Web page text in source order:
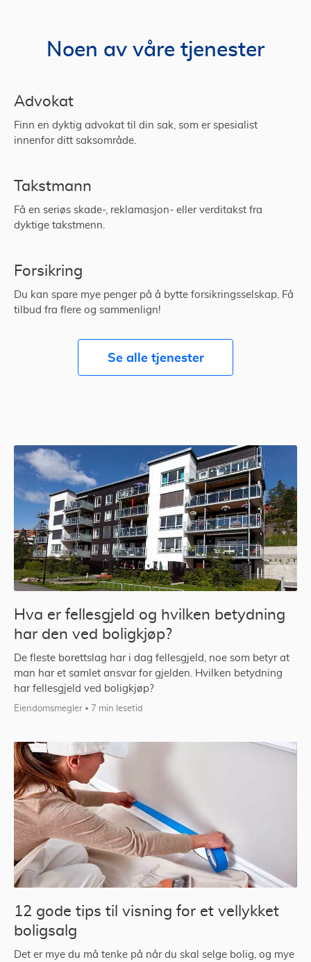
Noen av våre tjenester
Advokat
Finn en dyktig advokat til din sak, som er spesialist
innenfor ditt saksområde.
Takstmann
Få en seriøs skade-, reklamasjon- eller verditakst fra
dyktige takstmenn.
Forsikring
Du kan spare mye penger på å bytte forsikringsselskap. Få
tilbud fra flere og sammenlign!
Se alle tjenester
Hva er fellesgjeld og hvilken betydning
har den ved boligkjøp?
De fleste borettslag har i dag fellesgjeld, noe som betyr at
man har et samlet ansvar for gjelden. Hvilken betydning
har fellesgjeld ved boligkjøp?
Eiendomsmegler 7 min lesetid
12 gode tips til visning for et vellykket
boligsalg
Det er mye du må tenke på når du skal selge bolig, og mye